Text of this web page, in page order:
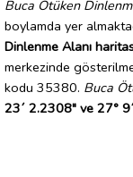
Buca Ötüken
boylamda yer
Dinlenme Alanı
merkezinde
kodu 35380. Buca
23´ 2.2308" ve 27°